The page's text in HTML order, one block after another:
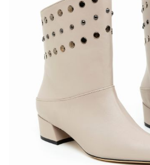
immagini